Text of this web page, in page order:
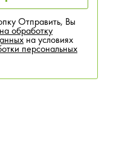
Отправить, Вы
обработку
на условиях
персональных